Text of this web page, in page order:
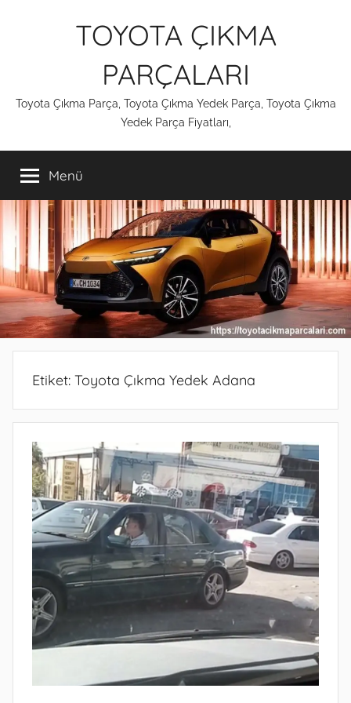
TOYOTA ÇIKMA
PARÇALARI
Toyota Çıkma Parça, Toyota Çıkma Yedek Parça, Toyota Çıkma
Yedek Parça Fiyatları,
Menü
Etiket: Toyota Çıkma Yedek Adana